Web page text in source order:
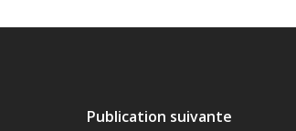
Publication suivante